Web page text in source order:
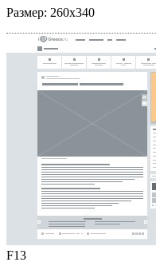
Размер: 260x340
F13